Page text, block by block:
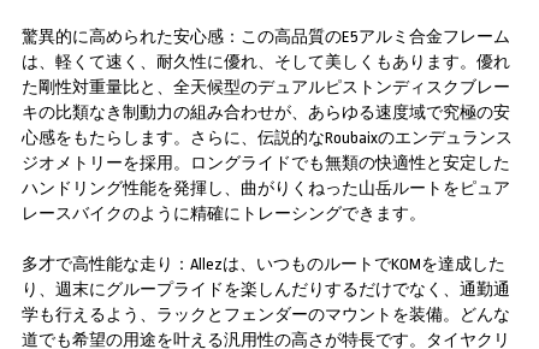
驚異的に高められた安心感：この高品質のE5アルミ合金フレーム
は、軽くて速く、耐久性に優れ、そして美しくもあります。優れ
た剛性対重量比と、全天候型のデュアルピストンディスクブレー
キの比類なき制動力の組み合わせが、あらゆる速度域で究極の安
心感をもたらします。さらに、伝説的なRoubaixのエンデュランス
ジオメトリーを採用。ロングライドでも無類の快適性と安定した
ハンドリング性能を発揮し、曲がりくねった山岳ルートをピュア
レースバイクのように精確にトレーシングできます。
多才で高性能な走り：Allezは、いつものルートでKOMを達成した
り、週末にグループライドを楽しんだりするだけでなく、通勤通
学も行えるよう、ラックとフェンダーのマウントを装備。どんな
道でも希望の用途を叶える汎用性の高さが特長です。タイヤクリ